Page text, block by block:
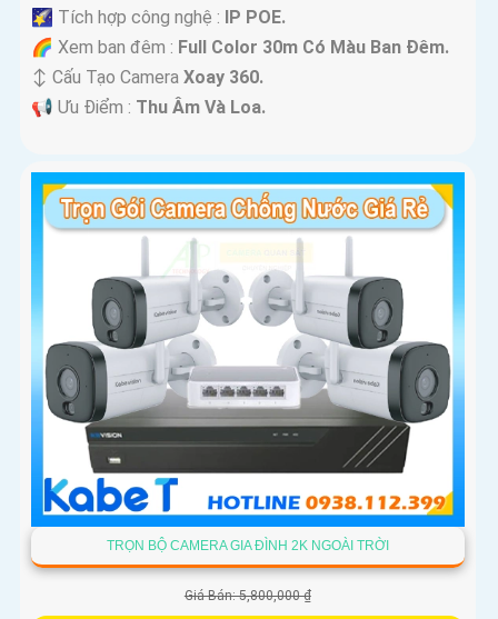
🌠 Tích hợp công nghệ :
IP POE.
🌈 Xem ban đêm : Full Color 30m Có Màu Ban Ðêm.
↕️ Cấu Tạo Camera Xoay 360.
️📢 Ưu Điểm : Thu Âm Và Loa.
TRỌN BỘ CAMERA GIA ĐÌNH 2K NGOÀI TRỜI
Giá Bán: 5,800,000 ₫